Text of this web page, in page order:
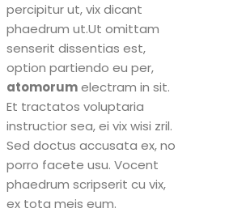
percipitur ut, vix dicant
phaedrum ut.Ut omittam
senserit dissentias est,
option partiendo eu per,
atomorumelectram in sit.
Et tractatos voluptaria
instructior sea, ei vix wisi zril.
Sed doctus accusata ex, no
porro facete usu. Vocent
phaedrum scripserit cu vix,
ex tota meis eum.